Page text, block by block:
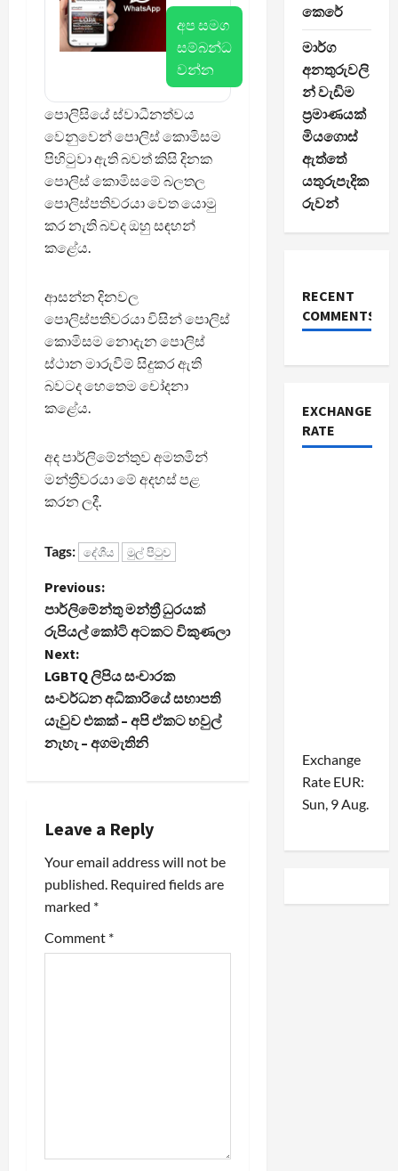
අප සමග
සම්බන්ධ
වන්න
පොලිසියේ ස්වාධීනත්වය
වෙනුවෙන් පොලිස් කොමිසම
පිහිටුවා ඇති බවත් කිසි දිනක
පොලිස් කොමිසමේ බලතල
පොලිස්පතිවරයා වෙත යොමු
කර නැති බවද ඔහු සඳහන්
කළේය.
ආසන්න දිනවල
පොලිස්පතිවරයා විසින් පොලිස්
කොමිසම නොදැන පොලිස්
ස්ථාන මාරුවීම් සිදුකර ඇති
බවටද හෙතෙම චෝදනා
කළේය.
අද පාර්ලිමේන්තුව අමතමින්
මන්ත්‍රීවරයා මේ අදහස් පළ
කරන ලදී.
Tags: දේශීය මුල් පිටුව
P
o
s
t
n
v
i
g
a
Previous:
පාර්ලිමේන්තු මන්ත්‍රී ධුරයක්
රුපියල් කෝටි අටකට විකුණලා
Next:
LGBTQ ලිපිය සංචාරක
සංවර්ධන අධිකාරියේ සභාපති
යැවුව එකක් – අපි ඒකට හවුල්
නැහැ – අගමැතිනි
Leave a Reply
Your email address will not be
published. Required fields are
marked *
Comment *
කෙරේ
මාර්ග
අනතුරුවලි
න් වැඩිම
ප්‍රමාණයක්
මියගොස්
ඇත්තේ
යතුරුපැදික
රුවන්
RECENT
COMMENTS
EXCHANGE
RATE
Exchange
Rate EUR:
Sun, 9 Aug.